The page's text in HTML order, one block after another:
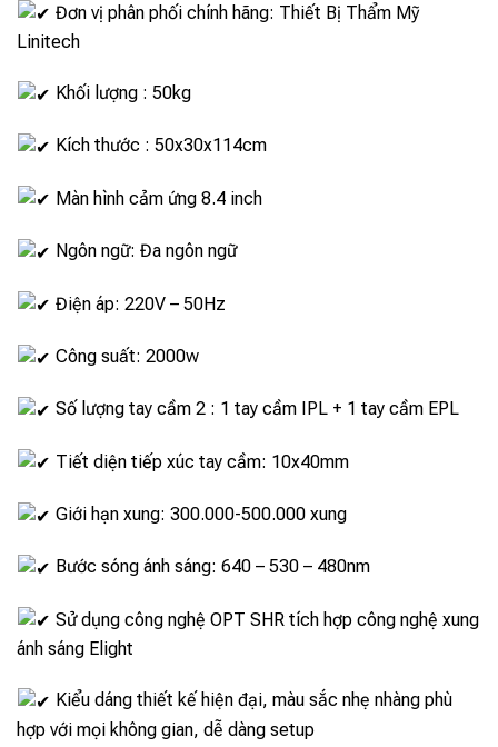
Đơn vị phân phối chính hãng: Thiết Bị Thẩm Mỹ
Linitech
Khối lượng : 50kg
Kích thước : 50x30x114cm
Màn hình cảm ứng 8.4 inch
Ngôn ngữ: Đa ngôn ngữ
Điện áp: 220V – 50Hz
Công suất: 2000w
Số lượng tay cầm 2 : 1 tay cầm IPL + 1 tay cầm EPL
Tiết diện tiếp xúc tay cầm: 10x40mm
Giới hạn xung: 300.000-500.000 xung
Bước sóng ánh sáng: 640 – 530 – 480nm
Sử dụng công nghệ OPT SHR tích hợp công nghệ xung
ánh sáng Elight
Kiểu dáng thiết kế hiện đại, màu sắc nhẹ nhàng phù
hợp với mọi không gian, dễ dàng setup